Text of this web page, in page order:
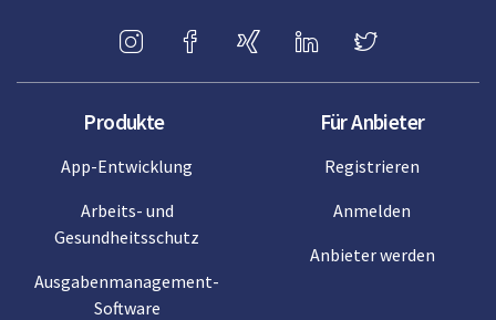
Produkte
App-Entwicklung
Arbeits- und
Gesundheitsschutz
Ausgabenmanagement-
Software
Für Anbieter
Registrieren
Anmelden
Anbieter werden